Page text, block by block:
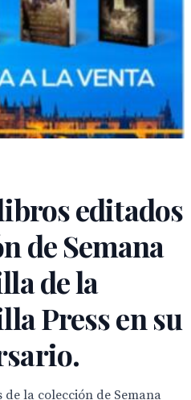
editados
de Semana
de la
Press en su
de la colección de Semana